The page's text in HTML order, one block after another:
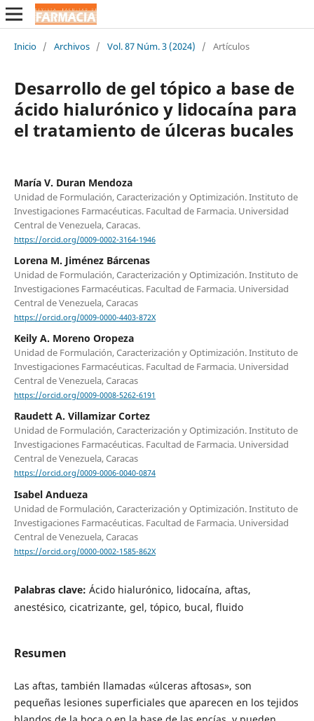
Inicio / Archivos / Vol. 87 Núm. 3 (2024) / Artículos
Desarrollo de gel tópico a base de
ácido hialurónico y lidocaína para
el tratamiento de úlceras bucales
María V. Duran Mendoza
Unidad de Formulación, Caracterización y Optimización. Instituto de
Investigaciones Farmacéuticas. Facultad de Farmacia. Universidad
Central de Venezuela, Caracas.
https://orcid.org/0009-0002-3164-1946
Lorena M. Jiménez Bárcenas
Unidad de Formulación, Caracterización y Optimización. Instituto de
Investigaciones Farmacéuticas. Facultad de Farmacia. Universidad
Central de Venezuela, Caracas
https://orcid.org/0009-0000-4403-872X
Keily A. Moreno Oropeza
Unidad de Formulación, Caracterización y Optimización. Instituto de
Investigaciones Farmacéuticas. Facultad de Farmacia. Universidad
Central de Venezuela, Caracas
https://orcid.org/0009-0008-5262-6191
Raudett A. Villamizar Cortez
Unidad de Formulación, Caracterización y Optimización. Instituto de
Investigaciones Farmacéuticas. Facultad de Farmacia. Universidad
Central de Venezuela, Caracas
https://orcid.org/0009-0006-0040-0874
Isabel Andueza
Unidad de Formulación, Caracterización y Optimización. Instituto de
Investigaciones Farmacéuticas. Facultad de Farmacia. Universidad
Central de Venezuela, Caracas
https://orcid.org/0000-0002-1585-862X
Palabras clave: Ácido hialurónico, lidocaína, aftas,
anestésico, cicatrizante, gel, tópico, bucal, fluido
Resumen
Las aftas, también llamadas «úlceras aftosas», son
pequeñas lesiones superficiales que aparecen en los tejidos